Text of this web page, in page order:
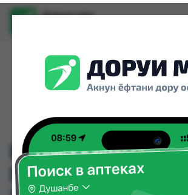
Доруи ман
DIGGER-GEL
ГЕЛЬ ДЛЯ